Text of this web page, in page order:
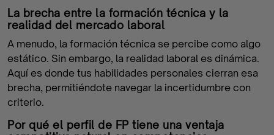
La brecha entre la formación técnica y la
realidad del mercado laboral
A menudo, la formación técnica se percibe como algo
estático. Sin embargo, la realidad laboral es dinámica.
Aquí es donde tus habilidades personales cierran esa
brecha, permitiéndote navegar la incertidumbre con
criterio.
Por qué el perfil de FP tiene una ventaja